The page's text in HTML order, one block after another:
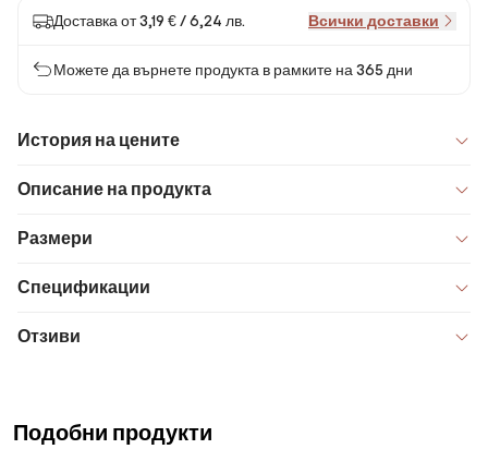
Доставка от 3,19 € / 6,24 лв. Всички доставки
Можете да върнете продукта в рамките на 365 дни
История на цените
Описание на продукта
Размери
Спецификации
Отзиви
Подобни продукти